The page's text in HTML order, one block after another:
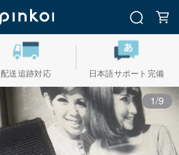
配送追跡対応 日本語サポート完備
1/9